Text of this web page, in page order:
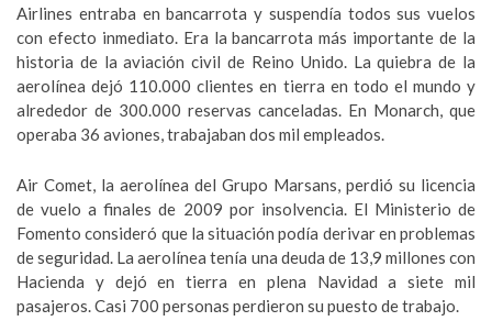
Airlines entraba en bancarrota y suspendía todos sus vuelos
con efecto inmediato. Era la bancarrota más importante de la
historia de la aviación civil de Reino Unido. La quiebra de la
aerolínea dejó 110.000 clientes en tierra en todo el mundo y
alrededor de 300.000 reservas canceladas. En Monarch, que
operaba 36 aviones, trabajaban dos mil empleados.
Air Comet, la aerolínea del Grupo Marsans, perdió su licencia
de vuelo a finales de 2009 por insolvencia. El Ministerio de
Fomento consideró que la situación podía derivar en problemas
de seguridad. La aerolínea tenía una deuda de 13,9 millones con
Hacienda y dejó en tierra en plena Navidad a siete mil
pasajeros. Casi 700 personas perdieron su puesto de trabajo.